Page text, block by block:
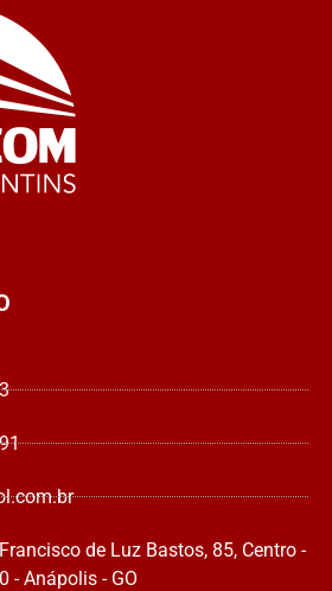
de Luz Bastos, 85, Centro -
- Anápolis - GO